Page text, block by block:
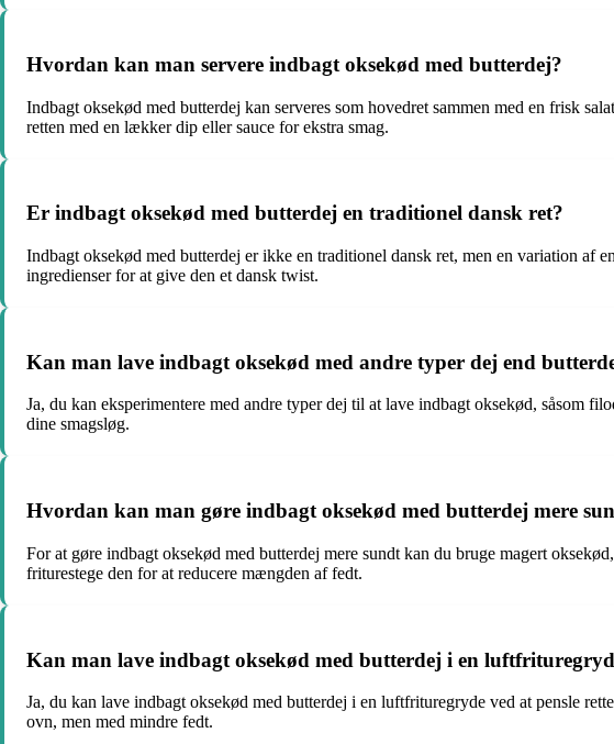
Hvordan kan man servere indbagt oksekød med butterdej?
Indbagt oksekød med butterdej kan serveres som hovedret sammen med en frisk
retten med en lækker dip eller sauce for ekstra smag.
Er indbagt oksekød med butterdej en traditionel dansk ret?
Indbagt oksekød med butterdej er ikke en traditionel dansk ret, men en variation af
ingredienser for at give den et dansk twist.
Kan man lave indbagt oksekød med andre typer dej end
Ja, du kan eksperimentere med andre typer dej til at lave indbagt oksekød, såsom
dine smagsløg.
Hvordan kan man gøre indbagt oksekød med butterdej mere
For at gøre indbagt oksekød med butterdej mere sundt kan du bruge magert
friturestege den for at reducere mængden af fedt.
Kan man lave indbagt oksekød med butterdej i en
Ja, du kan lave indbagt oksekød med butterdej i en luftfrituregryde ved at pensle
ovn, men med mindre fedt.